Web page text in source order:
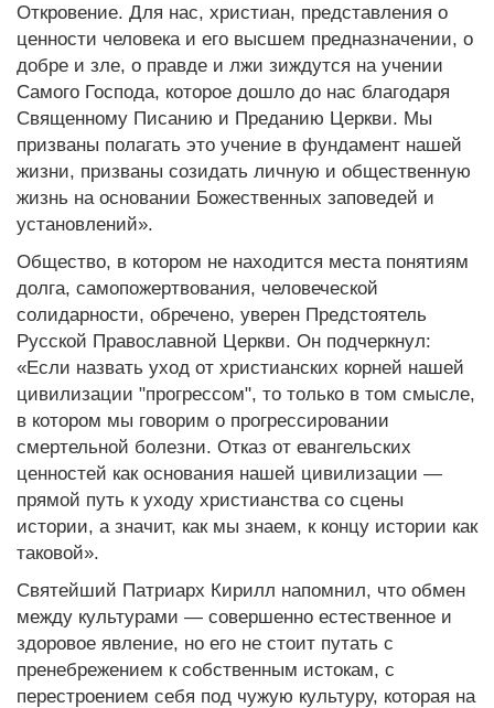
Откровение. Для нас, христиан, представления о
ценности человека и его высшем предназначении, о
добре и зле, о правде и лжи зиждутся на учении
Самого Господа, которое дошло до нас благодаря
Священному Писанию и Преданию Церкви. Мы
призваны полагать это учение в фундамент нашей
жизни, призваны созидать личную и общественную
жизнь на основании Божественных заповедей и
установлений».
Общество, в котором не находится места понятиям
долга, самопожертвования, человеческой
солидарности, обречено, уверен Предстоятель
Русской Православной Церкви. Он подчеркнул:
«Если назвать уход от христианских корней нашей
цивилизации "прогрессом", то только в том смысле,
в котором мы говорим о прогрессировании
смертельной болезни. Отказ от евангельских
ценностей как основания нашей цивилизации —
прямой путь к уходу христианства со сцены
истории, а значит, как мы знаем, к концу истории как
таковой».
Святейший Патриарх Кирилл напомнил, что обмен
между культурами — совершенно естественное и
здоровое явление, но его не стоит путать с
пренебрежением к собственным истокам, с
перестроением себя под чужую культуру, которая на